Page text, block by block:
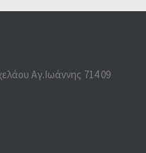
Αγ.Ιωάννης 714 09